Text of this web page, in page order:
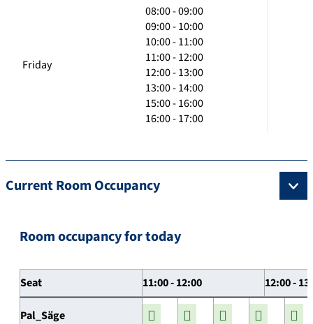
Friday
08:00 - 09:00
09:00 - 10:00
10:00 - 11:00
11:00 - 12:00
12:00 - 13:00
13:00 - 14:00
15:00 - 16:00
16:00 - 17:00
Current Room Occupancy
Room occupancy for today
Seat 11:00 - 12:00 12:00 -
Pal_Säge